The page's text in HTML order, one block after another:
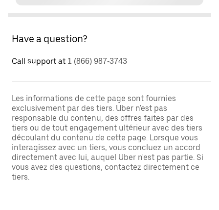
Have a question?
Call support at 1 (866) 987-3743
Les informations de cette page sont fournies
exclusivement par des tiers. Uber n'est pas
responsable du contenu, des offres faites par des
tiers ou de tout engagement ultérieur avec des tiers
découlant du contenu de cette page. Lorsque vous
interagissez avec un tiers, vous concluez un accord
directement avec lui, auquel Uber n'est pas partie. Si
vous avez des questions, contactez directement ce
tiers.